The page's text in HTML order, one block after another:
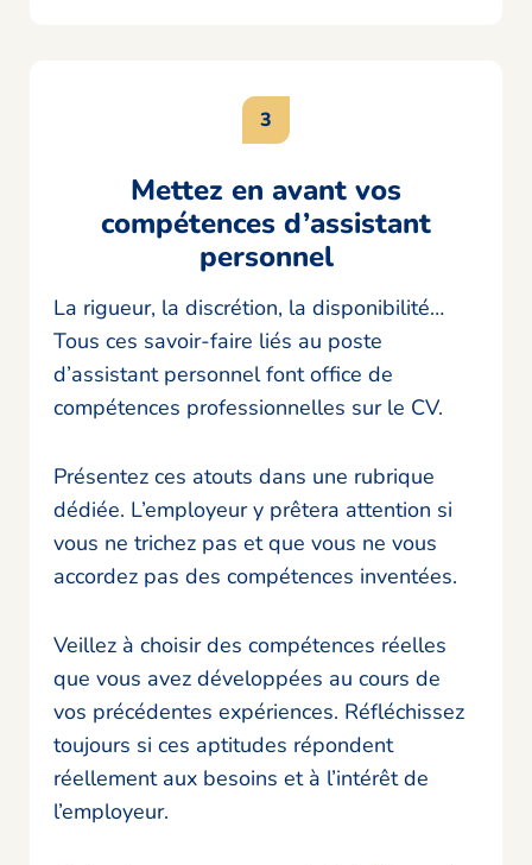
Mettez en avant vos
compétences d’assistant
personnel
La rigueur, la discrétion, la disponibilité…
Tous ces savoir-faire liés au poste
d’assistant personnel font office de
compétences professionnelles sur le CV.
Présentez ces atouts dans une rubrique
dédiée. L’employeur y prêtera attention si
vous ne trichez pas et que vous ne vous
accordez pas des compétences inventées.
Veillez à choisir des compétences réelles
que vous avez développées au cours de
vos précédentes expériences. Réfléchissez
toujours si ces aptitudes répondent
réellement aux besoins et à l’intérêt de
l’employeur.